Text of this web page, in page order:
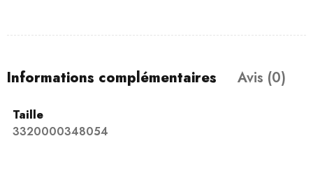
Informations complémentaires Avis (0)
Taille
3320000348054